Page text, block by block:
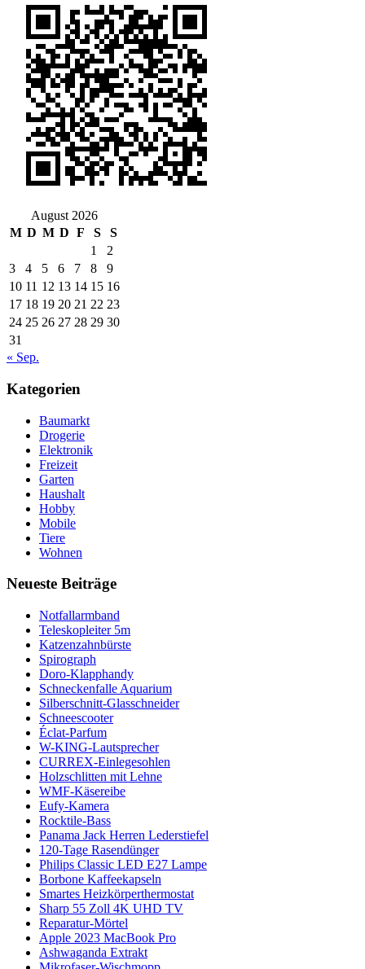
August 2026
M D M D F S
S
1
2
3
4 5 6 7 8
9
10 11 12 13 14 15 16
17 18 19 20 21 22 23
24 25 26 27 28 29 30
31
« Sep.
Kategorien
Baumarkt
Drogerie
Elektronik
Freizeit
Garten
Haushalt
Hobby
Mobile
Tiere
Wohnen
Neueste Beiträge
Notfallarmband
Teleskopleiter 5m
Katzenzahnbürste
Spirograph
Doro-Klapphandy
Schneckenfalle Aquarium
Silberschnitt-Glasschneider
Schneescooter
Éclat-Parfum
W-KING-Lautsprecher
CURREX-Einlegesohlen
Holzschlitten mit Lehne
WMF-Käsereibe
Eufy-Kamera
Rocktile-Bass
Panama Jack Herren Lederstiefel
120-Tage Rasendünger
Philips Classic LED E27 Lampe
Borbone Kaffeekapseln
Smartes Heizkörperthermostat
Sharp 55 Zoll 4K UHD TV
Reparatur-Mörtel
Apple 2023 MacBook Pro
Ashwaganda Extrakt